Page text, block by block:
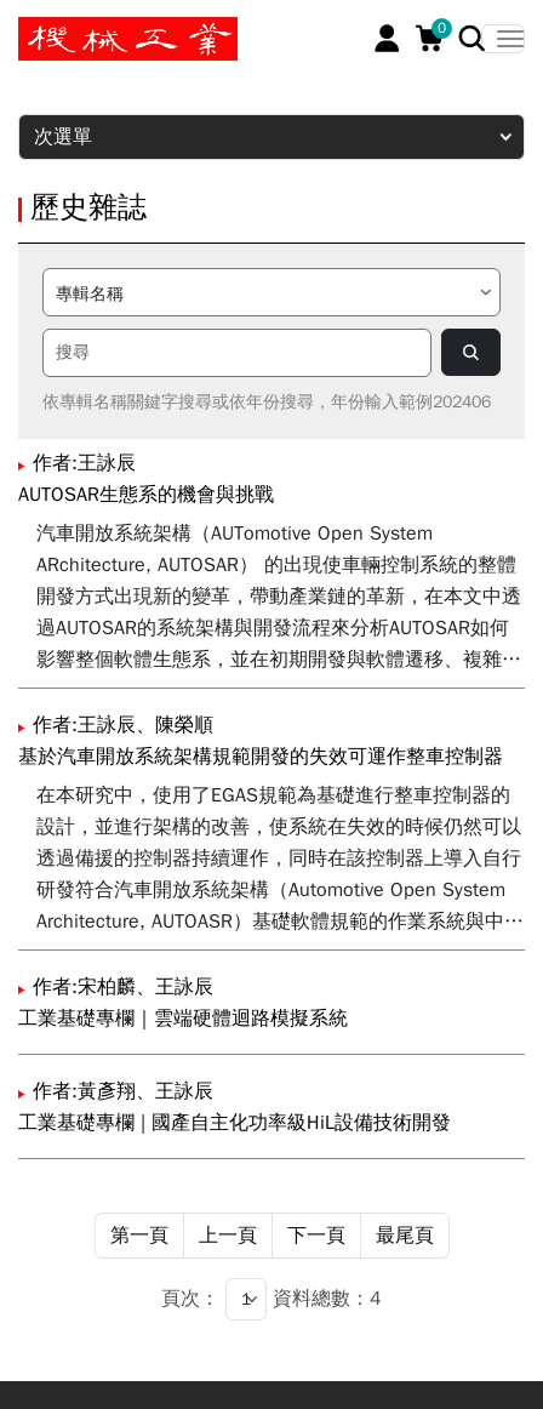
0
暫停
次選單
歷史雜誌
依專輯名稱關鍵字搜尋或依年份搜尋，年份輸入範例202406
作者:王詠辰
AUTOSAR生態系的機會與挑戰
汽車開放系統架構（AUTomotive Open System
ARchitecture, AUTOSAR） 的出現使車輛控制系統的整體
開發方式出現新的變革，帶動產業鏈的革新，在本文中透
過AUTOSAR的系統架構與開發流程來分析AUTOSAR如何
影響整個軟體生態系，並在初期開發與軟體遷移、複雜性
與軟體工程及相容性幾個面向來說明AUTOSAR生態系參與
者所會遭遇到困難。最後，透過說明AUTOSAR架構如何實
現車輛功能安全需求和透過AUTOSAR架構建造全新軟體生
態系等兩個案例來探討AUTOSAR的機會與未來趨勢。
作者:王詠辰、陳榮順
基於汽車開放系統架構規範開發的失效可運作整車控制器
在本研究中，使用了EGAS規範為基礎進行整車控制器的
設計，並進行架構的改善，使系統在失效的時候仍然可以
透過備援的控制器持續運作，同時在該控制器上導入自行
研發符合汽車開放系統架構（Automotive Open System
Architecture, AUTOASR）基礎軟體規範的作業系統與中間
層，並透過智慧化的需求文檔分析工具來配置基礎軟體參
數與自動化產生程式碼，而在應用程式的部分則是並透過
邁斯沃克公司的工具箱建立了一組虛擬運行階段環境，讓
使用者可以在圖形化的使用者介面進行應用程式的二次開
發。
作者:宋柏麟、王詠辰
工業基礎專欄｜雲端硬體迴路模擬系統
作者:黃彥翔、王詠辰
工業基礎專欄 | 國產自主化功率級HiL設備技術開發
第一頁 上一頁 下一頁 最尾頁
頁次： 資料總數：4